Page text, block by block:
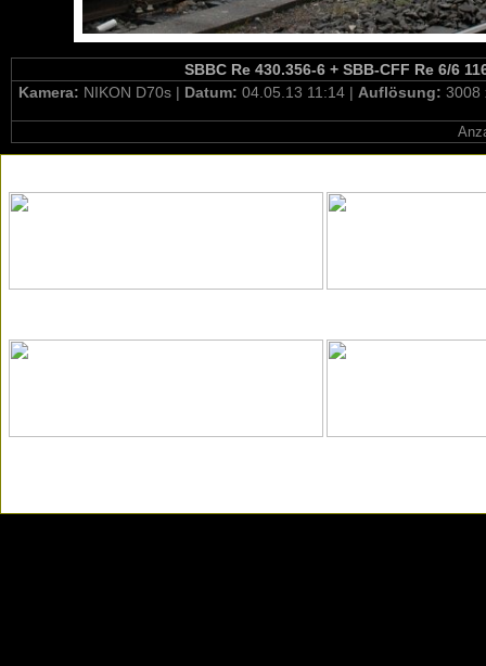
SBBC Re 430.356-6 + SBB-CFF Re 6/6
Kamera: NIKON D70s | Datum: 04.05.13 11:14 | Auflösung: 3008